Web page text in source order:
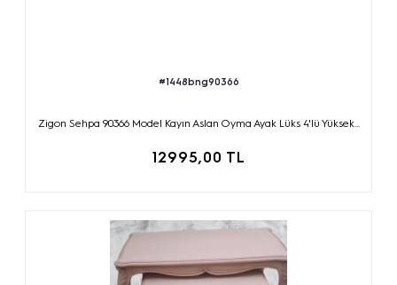
#1448bng90366
Zigon Sehpa 90366 Model Kayın Aslan Oyma Ayak Lüks 4'lü Yüksek...
12995,00 TL